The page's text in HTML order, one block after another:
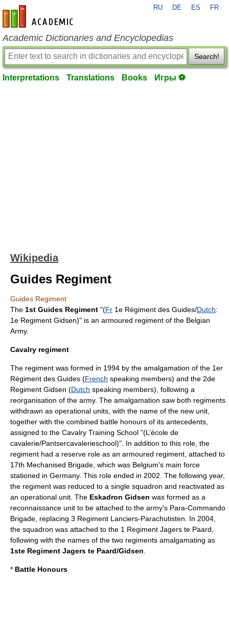
en-academic.com
RU DE ES FR
Academic Dictionaries and Encyclopedias
Search!
Interpretations Translations Books Игры ⚽
Wikipedia
Guides Regiment
Guides Regiment
The 1st Guides Regiment "(Fr 1e Régiment des Guides/Dutch:
1e Regiment Gidsen)" is an armoured regiment of the Belgian
Army.
Cavalry regiment
The regiment was formed in 1994 by the amalgamation of the 1er
Régiment des Guides (French speaking members) and the 2de
Regiment Gidsen (Dutch speaking members), following a
reorganisation of the army. The amalgamation saw both regiments
withdrawn as operational units, with the name of the new unit,
together with the combined battle honours of its antecedents,
assigned to the Cavalry Training School "(L’école de
cavalerie/Pantsercavalerieschool)". In addition to this role, the
regiment had a reserve role as an armoured regiment, attached to
17th Mechanised Brigade, which was Belgium's main force
stationed in Germany. This role ended in 2002 . The following year,
the regiment was reduced to a single squadron and reactivated as
an operational unit. The Eskadron Gidsen was formed as a
reconnaissance unit to be attached to the army's Para-Commando
Brigade, replacing 3 Regiment Lanciers-Parachutisten . In 2004
the squadron was attached to the 1 Regiment Jagers te Paard
following with the names of the two regiments amalgamating as
1ste Regiment Jagers te Paard/Gidsen
* Battle Honours